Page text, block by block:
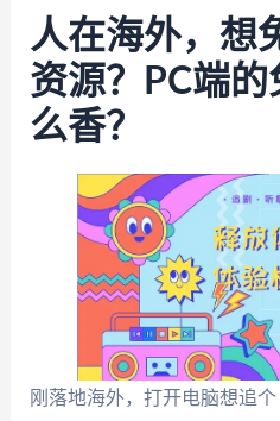
人在海外，想
资源？PC端
么香？
刚落地海外，打开电脑想追